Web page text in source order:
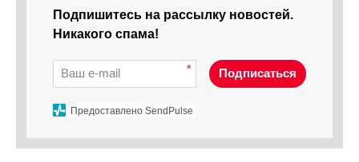
Подпишитесь на рассылку новостей.
Никакого спама!
* Подписаться
Предоставлено SendPulse